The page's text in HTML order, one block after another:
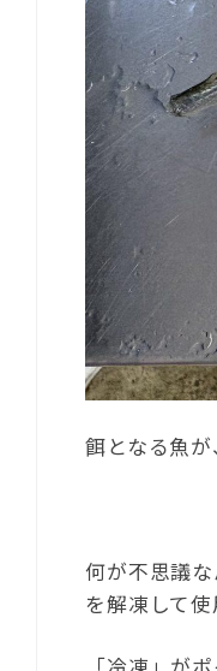
餌となる魚
何が不思議
を解凍して使